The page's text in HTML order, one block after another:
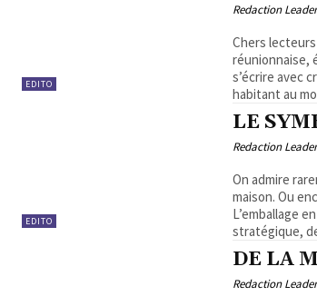
EDITO
Redaction
Chers
réunionnaise,
s’écrire avec
habitant au
EDITO
LE
Redaction
On admire
maison. Ou
L’emballage
stratégique,
DE LA
Redaction